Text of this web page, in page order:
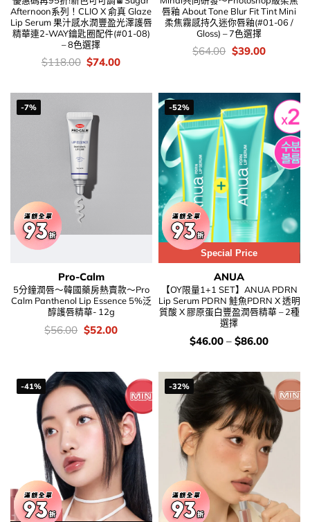
Afternoon系列！CLIO X 俞真 Glaze
Lip Serum 果汁感水潤豐盈光澤護唇
精華連2-WAY鑰匙圈配件(#01-08)
– 8色選擇
價
錢：
$118.00 Original
price
$118.00.
$74.00Current
$74.00.
唇釉 About Tone Blur Fit Tint Mini
柔焦霧感持久迷你唇釉(#01-06 /
Gloss) – 7色選擇
價
錢：
$64.00 Original
price
$39.00Current
-7%
Pro-Calm
5分鐘潤唇～韓國藥房熱賣款～Pro
Calm Panthenol Lip Essence 5%泛
醇護唇精華- 12g
價
錢：
$56.00 Original
price
$52.00Current
-52%
Special Price
ANUA
【OY限量1+1 SET】ANUA PDRN
Lip Serum PDRN 鮭魚PDRN X 透明
質酸 X 膠原蛋白豐盈潤唇精華 – 2種
選擇
價
錢：
$46.00 – $86.00
-41% -32%